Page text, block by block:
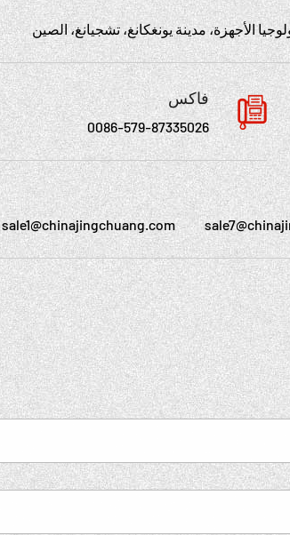
فاكس
0086-579-87335026
sale1@chinajingchuang.com